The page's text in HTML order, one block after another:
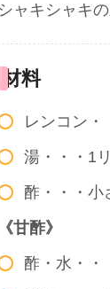
シャキシャキ
材料
レンコン・
湯・・・1
酢・・・小
《甘酢》
酢・水・・